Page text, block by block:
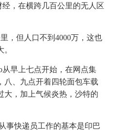
，在横跨几百公里的无人区
，但人口不到4000万，这也
早上七点开始，在网点集
八、九点开着四轮面包车载
大，加上气候炎热，沙特的
事快递员工作的基本是印巴